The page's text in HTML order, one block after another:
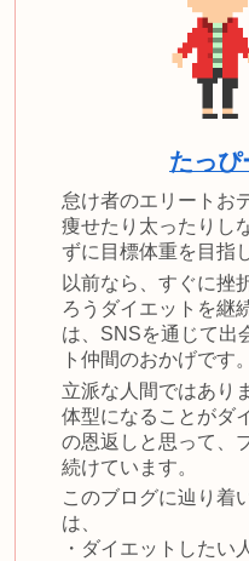
たっぴ
怠け者のエリートお
痩せたり太ったりし
ずに目標体重を目指
以前なら、すぐに挫
ろうダイエットを継
は、SNSを通じて出
ト仲間のおかげです。
立派な人間ではあり
体型になることがダ
の恩返しと思って、
続けています。
このブログに辿り着
は、
・ダイエットしたい人